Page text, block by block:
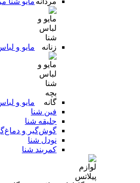
مایو و
مایو و
فین شنا
جلیقه شنا
گوش‌گیر و
نودل شنا
کمربند شنا